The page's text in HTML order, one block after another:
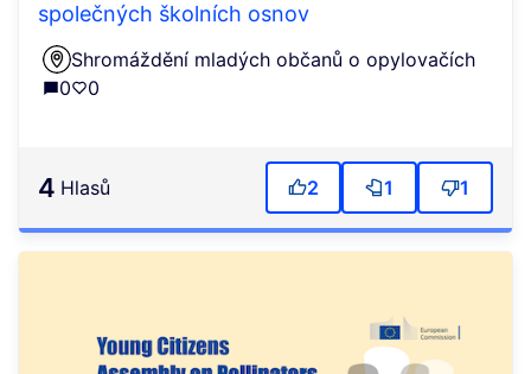
společných školních osnov
Shromáždění mladých občanů o opylovačích
0
0
4 Hlasů 2 1 1